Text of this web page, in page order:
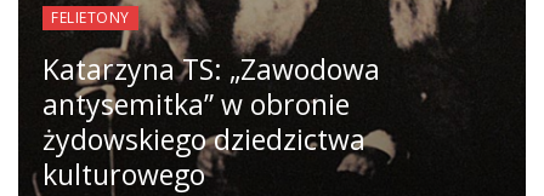
FELIETONY
Katarzyna TS: „Zawodowa
antysemitka” w obronie
żydowskiego dziedzictwa
kulturowego